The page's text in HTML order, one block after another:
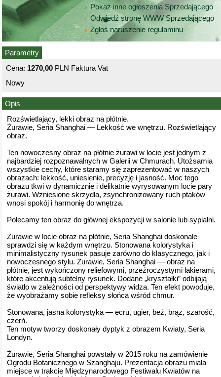
Pokaż inne ogłoszenia Sprzedającego
Odwiedź stronę WWW Sprzedającego
Zgłoś naruszenie regulaminu
Parametry
Cena: 1270,00 PLN Faktura Vat
Nowy
Opis
Rozświetlający, lekki obraz na płótnie.
Żurawie, Seria Shanghai — Lekkość we wnętrzu. Rozświetlający
obraz.
Ten nowoczesny obraz na płótnie żurawi w locie jest jednym z
najbardziej rozpoznawalnych w Galerii w Chmurach. Utożsamia
wszystkie cechy, które staramy się zaprezentować w naszych
obrazach: lekkość, uniesienie, precyzję i jasność. Moc tego
obrazu tkwi w dynamicznie i delikatnie wyrysowanym locie pary
żurawi. Wzniesione skrzydła, zsynchronizowany ruch ptaków
wnosi spokój i harmonię do wnętrza.
Polecamy ten obraz do głównej ekspozycji w salonie lub sypialni.
Żurawie w locie obraz na płótnie, Seria Shanghai doskonale
sprawdzi się w każdym wnętrzu. Stonowana kolorystyka i
minimalistyczny rysunek pasuje zarówno do klasycznego, jak i
nowoczesnego stylu. Żurawie, Seria Shanghai — obraz na
płótnie, jest wykończony reliefowymi, przeźroczystymi lakierami,
które akcentują subtelny rysunek. Dodane „kryształki” odbijają
światło w zależności od perspektywy widza. Ten efekt powoduje,
że wyobrażamy sobie refleksy słońca wśród chmur.
Stonowana, jasna kolorystyka — ecru, ugier, beż, brąz, szarość,
czerń.
Ten motyw tworzy doskonały dyptyk z obrazem Kwiaty, Seria
Londyn.
Żurawie, Seria Shanghai powstały w 2015 roku na zamówienie
Ogrodu Botanicznego w Szanghaju. Prezentacja obrazu miała
miejsce w trakcie Międzynarodowego Festiwalu Kwiatów na